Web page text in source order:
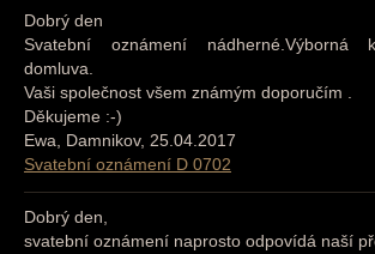
Dobrý den
Svatební oznámení nádherné.Výborná
domluva.
Vaši společnost všem známým doporučím .
Děkujeme :-)
Ewa, Damnikov, 25.04.2017
Svatební oznámení D 0702
Dobrý den,
svatební oznámení naprosto odpovídá naší